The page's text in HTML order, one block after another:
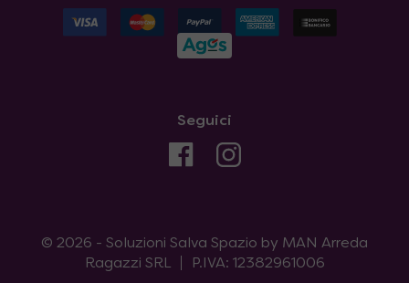
Seguici
© 2026 - Soluzioni Salva Spazio by MAN Arreda
Ragazzi SRL
P.IVA: 12382961006